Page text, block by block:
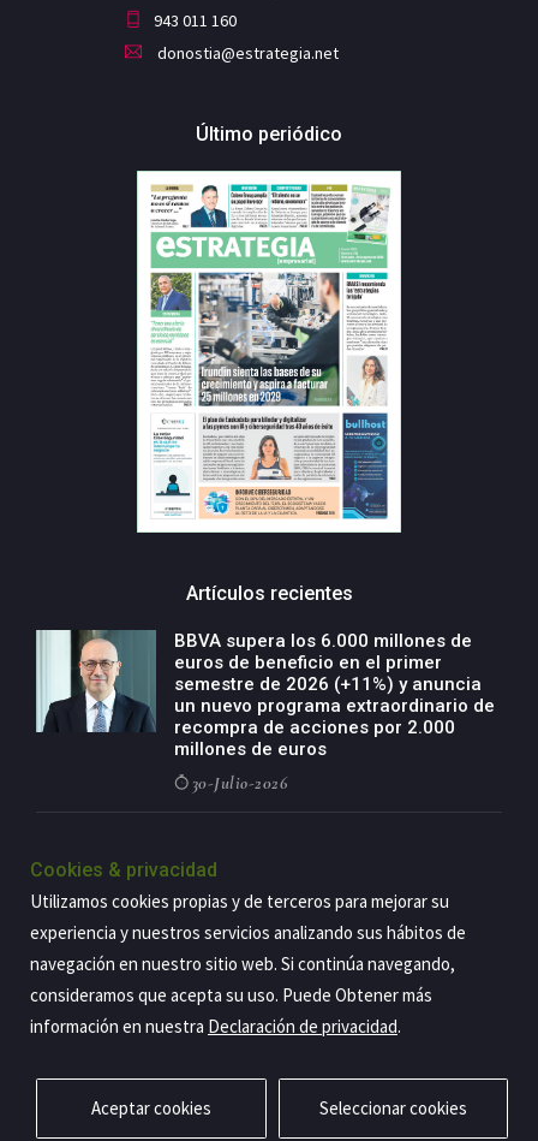
943 011 160
donostia@estrategia.net
Último periódico
Artículos recientes
BBVA supera los 6.000 millones de
euros de beneficio en el primer
semestre de 2026 (+11%) y anuncia
un nuevo programa extraordinario de
recompra de acciones por 2.000
millones de euros
30-Julio-2026
negocio agro con un modelo global
países
29-Julio-2026
Privacidad Aviso legal Política de cookies Contacto
Cookies & privacidad
Utilizamos cookies propias y de terceros para mejorar su
experiencia y nuestros servicios analizando sus hábitos de
navegación en nuestro sitio web. Si continúa navegando,
consideramos que acepta su uso. Puede Obtener más
información en nuestra Declaración de privacidad.
Aceptar cookies Seleccionar cookies